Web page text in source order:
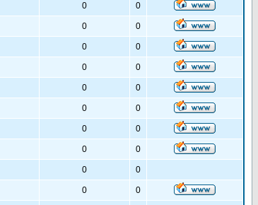
0 0
0 0
0 0
0 0
0 0
0 0
0 0
0 0
0 0
0 0